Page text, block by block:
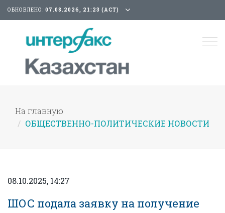
ОБНОВЛЕНО: 07.08.2026, 21:23 (АСТ)
На главную
ОБЩЕСТВЕННО-ПОЛИТИЧЕСКИЕ НОВОСТИ
08.10.2025, 14:27
ШОС подала заявку на получение